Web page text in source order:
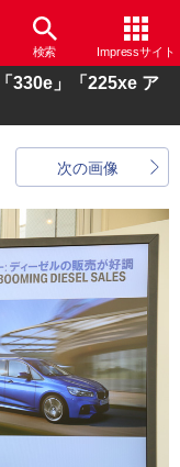
検索 Impressサイト
330e」「225xe ア
次の画像